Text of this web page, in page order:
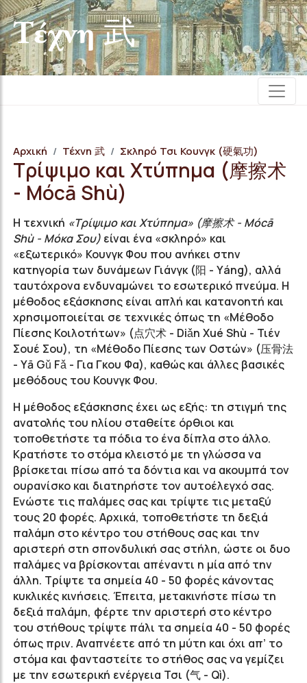
Τέχνη 武
Αρχική Τέχνη 武 Σκληρό Τσι Κουνγκ (硬氣功)
Τρίψιμο και Χτύπημα (摩擦术
- Mócā Shù)
Η τεχνική «Τρίψιμο και Χτύπημα» (摩擦术 - Mócā
Shù - Μόκα Σου) είναι ένα «σκληρό» και
«εξωτερικό» Κουνγκ Φου που ανήκει στην
κατηγορία των δυνάμεων Γιάνγκ (阳 - Υáng), αλλά
ταυτόχρονα ενδυναμώνει το εσωτερικό πνεύμα. Η
μέθοδος εξάσκησης είναι απλή και κατανοητή και
χρησιμοποιείται σε τεχνικές όπως τη «Μέθοδο
Πίεσης Κοιλοτήτων» (点穴术 - Diǎn Xué Shù - Τιέν
Σουέ Σου), τη «Μέθοδο Πίεσης των Οστών» (压骨法
- Yā Gǔ Fǎ - Για Γκου Φα), καθώς και άλλες βασικές
μεθόδους του Κουνγκ Φου.
Η μέθοδος εξάσκησης έχει ως εξής: τη στιγμή της
ανατολής του ηλίου σταθείτε όρθιοι και
τοποθετήστε τα πόδια το ένα δίπλα στο άλλο.
Κρατήστε το στόμα κλειστό με τη γλώσσα να
βρίσκεται πίσω από τα δόντια και να ακουμπά τον
ουρανίσκο και διατηρήστε τον αυτοέλεγχό σας.
Ενώστε τις παλάμες σας και τρίψτε τις μεταξύ
τους 20 φορές. Αρχικά, τοποθετήστε τη δεξιά
παλάμη στο κέντρο του στήθους σας και την
αριστερή στη σπονδυλική σας στήλη, ώστε οι δυο
παλάμες να βρίσκονται απέναντι η μία από την
άλλη. Τρίψτε τα σημεία 40 - 50 φορές κάνοντας
κυκλικές κινήσεις. Έπειτα, μετακινήστε πίσω τη
δεξιά παλάμη, φέρτε την αριστερή στο κέντρο
του στήθους τρίψτε πάλι τα σημεία 40 - 50 φορές
όπως πριν. Αναπνέετε από τη μύτη και όχι απ’ το
στόμα και φανταστείτε το στήθος σας να γεμίζει
με την εσωτερική ενέργεια Τσι (气 - Qì).